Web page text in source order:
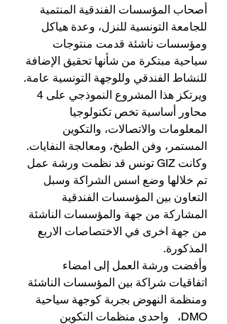
أصحاب المؤسسات الفندقية المنتمية
للجامعة التونسية للنزل، وعدة هياكل
ومؤسسات ناشئة قدمت منتوجات
سياحية مبتكرة من شأنها تحقيق الإضافة
للنشاط الفندقي وللوجهة التونسية عامة.
محاور أساسية تخص تكنولوجيا
المعلومات والاتصالات، والتكوين
المستمر، وفن الطبخ، ومعالجة النفايات.
وكانت GIZ تونس قد نظمت ورشة عمل
تم خلالها وضع اسس الشراكة وسبل
التعاون بين المؤسسات الفندقية
المشاركة من جهة والمؤسسات الناشئة
من جهة اخرى في الاختصاصات الاربع
المذكورة.
وأفضت ورشة العمل إلى امضاء
اتفاقيات شراكة بين المؤسسات الناشئة
ومنظمة النهوض بجربة كوجهة سياحية
DMO،   واحدى منظمات التكوين